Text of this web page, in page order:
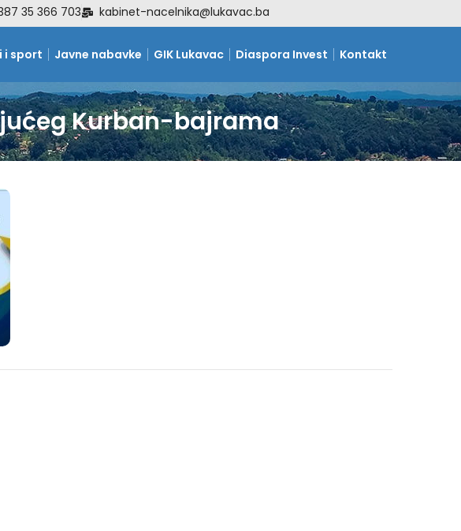
35 366 703 kabinet-nacelnika@lukavac.ba
i sport Javne nabavke GIK Lukavac Diaspora Invest Kontakt
Kurban-bajrama